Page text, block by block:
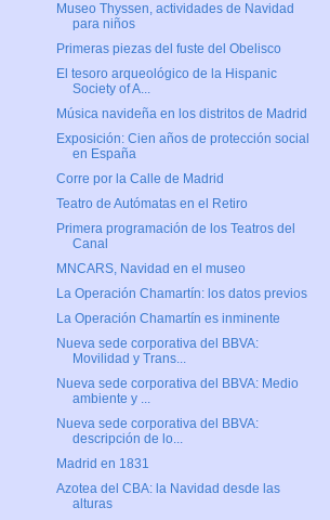
Museo Thyssen, actividades de Navidad
para niños
Primeras piezas del fuste del Obelisco
El tesoro arqueológico de la Hispanic
Society of A...
Música navideña en los distritos de Madrid
Exposición: Cien años de protección social
en España
Corre por la Calle de Madrid
Teatro de Autómatas en el Retiro
Primera programación de los Teatros del
Canal
MNCARS, Navidad en el museo
La Operación Chamartín: los datos previos
La Operación Chamartín es inminente
Nueva sede corporativa del BBVA:
Movilidad y Trans...
Nueva sede corporativa del BBVA: Medio
ambiente y ...
Nueva sede corporativa del BBVA:
descripción de lo...
Madrid en 1831
Azotea del CBA: la Navidad desde las
alturas